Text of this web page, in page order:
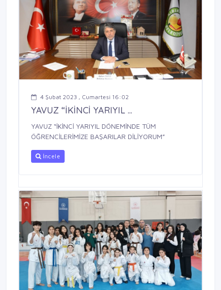
4 Şubat 2023 , Cumartesi 16:02
YAVUZ “İKİNCİ YARIYIL ...
YAVUZ “İKİNCİ YARIYIL DÖNEMİNDE TÜM
ÖĞRENCİLERİMİZE BAŞARILAR DİLİYORUM”
İncele